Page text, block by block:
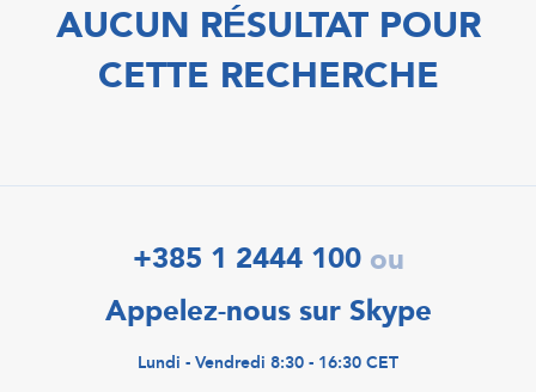
AUCUN RÉSULTAT POUR
CETTE RECHERCHE
+385 1 2444 100 ou
Appelez-nous sur Skype
Lundi - Vendredi 8:30 - 16:30 CET